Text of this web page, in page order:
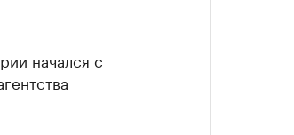
начался с